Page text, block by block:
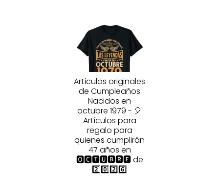
Artículos originales
de Cumpleaños
Nacidos en
octubre 1979 - 🎈
Artículos para
regalo para
quienes cumplirán
47 años en
🅾🅲🆃🆄🅱🆁🅴 de
2️⃣0️⃣2️⃣6️⃣